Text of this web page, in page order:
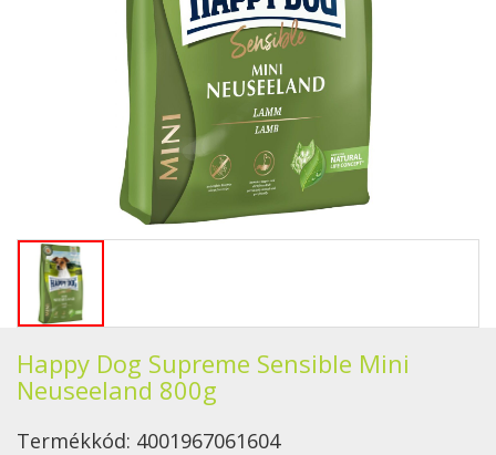
Happy Dog Supreme Sensible Mini
Neuseeland 800g
Termékkód: 4001967061604